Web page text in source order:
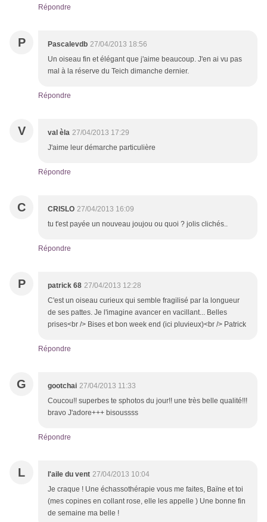
Répondre
P Pascalevdb 27/04/2013 18:56
Un oiseau fin et élégant que j'aime beaucoup. J'en ai vu pas
mal à la réserve du Teich dimanche dernier.
Répondre
V val èla 27/04/2013 17:29
J'aime leur démarche particulière
Répondre
C CRISLO 27/04/2013 16:09
tu t'est payée un nouveau joujou ou quoi ? jolis clichés..
Répondre
P patrick 68 27/04/2013 12:28
C'est un oiseau curieux qui semble fragilisé par la longueur
de ses pattes. Je l'imagine avancer en vacillant... Belles
prises<br /> Bises et bon week end (ici pluvieux)<br /> Patrick
Répondre
G gootchai 27/04/2013 11:33
Coucou!! superbes te sphotos du jour!! une très belle qualité!!!
bravo J'adore+++ bisoussss
Répondre
L l'aile du vent 27/04/2013 10:04
Je craque ! Une échassothérapie vous me faites, Baïne et toi
(mes copines en collant rose, elle les appelle ) Une bonne fin
de semaine ma belle !